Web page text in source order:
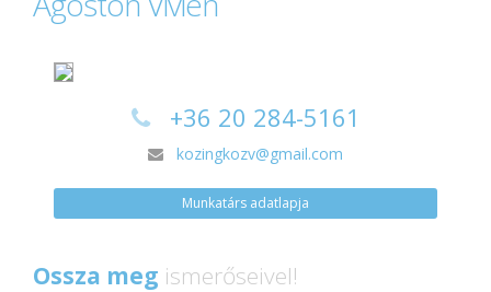
+36 20 284-5161
kozingkozv@gmail.com
Munkatárs adatlapja
Ossza meg ismerőseivel!